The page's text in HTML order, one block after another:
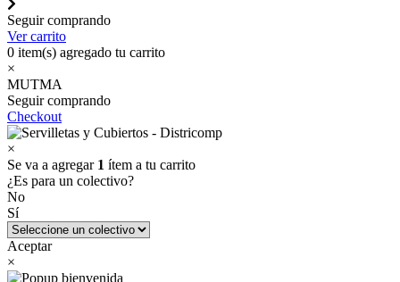
Seguir comprando
Ver carrito
0 item(s) agregado tu carrito
×
MUTMA
Seguir comprando
Checkout
×
Se va a agregar 1 ítem a tu carrito
¿Es para un colectivo?
No
Sí
Aceptar
×